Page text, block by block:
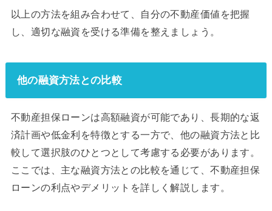
以上の方法を組み合わせて、自分の不動産価値を把握
し、適切な融資を受ける準備を整えましょう。
他の融資方法との比較
不動産担保ローンは高額融資が可能であり、長期的な返
済計画や低金利を特徴とする一方で、他の融資方法と比
較して選択肢のひとつとして考慮する必要があります。
ここでは、主な融資方法との比較を通じて、不動産担保
ローンの利点やデメリットを詳しく解説します。